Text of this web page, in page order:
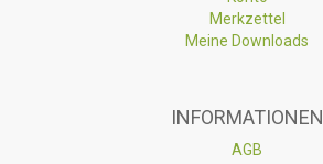
Merkzettel
Meine Downloads
INFORMATIONEN
AGB